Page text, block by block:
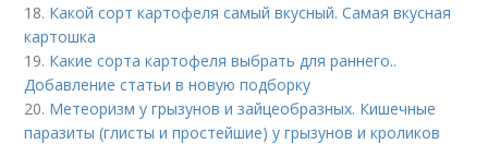
18. Какой сорт картофеля самый вкусный. Самая вкусная
картошка
19. Какие сорта картофеля выбрать для раннего..
Добавление статьи в новую подборку
20. Метеоризм у грызунов и зайцеобразных. Кишечные
паразиты (глисты и простейшие) у грызунов и кроликов